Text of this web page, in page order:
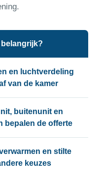
belangrijk?
en luchtverdeling
van de kamer
buitenunit en
bepalen de offerte
en stilte
keuzes